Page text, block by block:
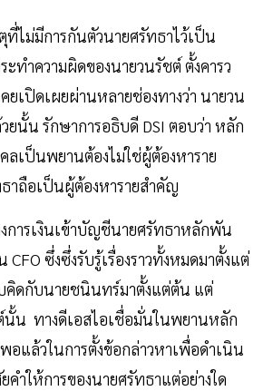
ที่ไม่มีการกันตัวนายศรัทธาไว้เป็น
ทำความผิดของนายวนรัชต์ ตั้งคารว
เปิดเผยผ่านหลายช่องทางว่า นายวน
ยนั้น รักษาการอธิบดี DSI ตอบว่า หลัก
ลเป็นพยานต้องไม่ใช่ผู้ต้องหาราย
าถือเป็นผู้ต้องหารายสำคัญ
การเงินเข้าบัญชีนายศรัทธาหลักพัน
CFO ซึ่งซึ่งรับรู้เรื่องราวทั้งหมดมาตั้งแต่
ดกับนายชนินทร์มาตั้งแต่ต้น แต่
นั้น ทางดีเอสไอเชื่อมั่นในพยานหลัก
อแล้วในการตั้งข้อกล่าวหาเพื่อดำเนิน
คำให้การของนายศรัทธาแต่อย่างใด